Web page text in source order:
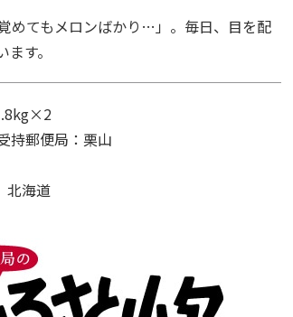
めてもメロンばかり…」。毎日、目を配
す。
郵便局：栗山
北海道